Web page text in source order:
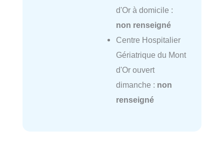
d'Or à domicile :
non renseigné
Centre Hospitalier
Gériatrique du Mont
d'Or ouvert
dimanche : non
renseigné